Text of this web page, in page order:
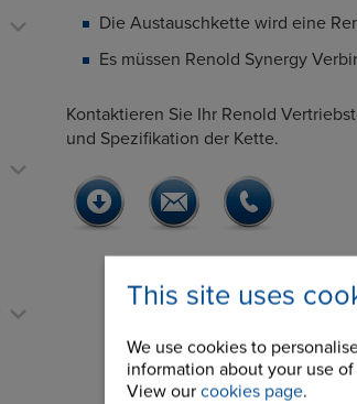
This site uses
We use cookies to
information about your use
View our cookies page.
Die Austauschkette wird eine
Es müssen Renold Synergy
Kontaktieren Sie Ihr Renold
und Spezifikation der Kette.